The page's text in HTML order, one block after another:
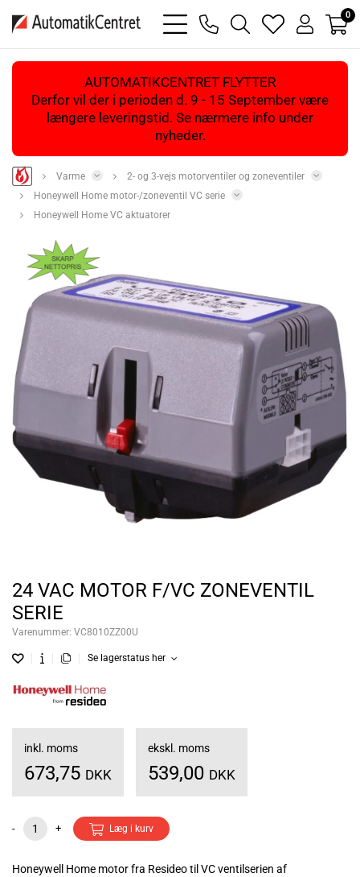
bars
light
phone
magnifying
glass
heart
light
user
light
0
AUTOMATIKCENTRET FLYTTER
Derfor vil der i perioden d. 9 - 15 September være
længere leveringstid. Se nærmere info under
nyheder.
Varme
2- og 3-vejs motorventiler og zoneventiler
Honeywell Home motor-/zoneventil VC serie
Honeywell Home VC aktuatorer
24 VAC MOTOR F/VC ZONEVENTIL
SERIE
Varenummer: VC8010ZZ00U
Se lagerstatus her
inkl. moms
673,75 DKK
ekskl. moms
539,00 DKK
- + Læg i kurv
Honeywell Home motor fra Resideo til VC ventilserien af